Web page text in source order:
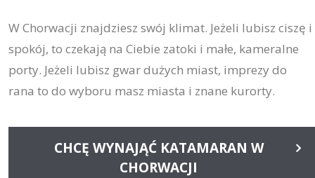
W Chorwacji znajdziesz swój klimat. Jeżeli lubisz ciszę i
spokój, to czekają na Ciebie zatoki i małe, kameralne
porty. Jeżeli lubisz gwar dużych miast, imprezy do
rana to do wyboru masz miasta i znane kurorty.
CHCĘ WYNAJĄĆ KATAMARAN W
CHORWACJI